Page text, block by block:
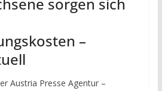
–
Austria Presse Agentur –